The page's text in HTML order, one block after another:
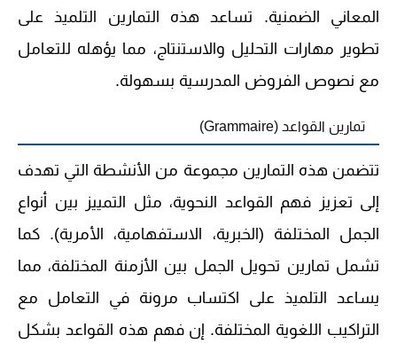
المعاني الضمنية. تساعد هذه التمارين التلميذ على
تطوير مهارات التحليل والاستنتاج، مما يؤهله للتعامل
مع نصوص الفروض المدرسية بسهولة.
تمارين القواعد (Grammaire)
تتضمن هذه التمارين مجموعة من الأنشطة التي تهدف
إلى تعزيز فهم القواعد النحوية، مثل التمييز بين أنواع
الجمل المختلفة (الخبرية، الاستفهامية، الأمرية). كما
تشمل تمارين تحويل الجمل بين الأزمنة المختلفة، مما
يساعد التلميذ على اكتساب مرونة في التعامل مع
التراكيب اللغوية المختلفة. إن فهم هذه القواعد بشكل